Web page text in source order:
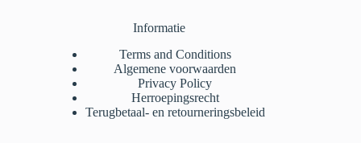
Informatie
Terms and Conditions
Algemene voorwaarden
Privacy Policy
Herroepingsrecht
Terugbetaal- en retourneringsbeleid